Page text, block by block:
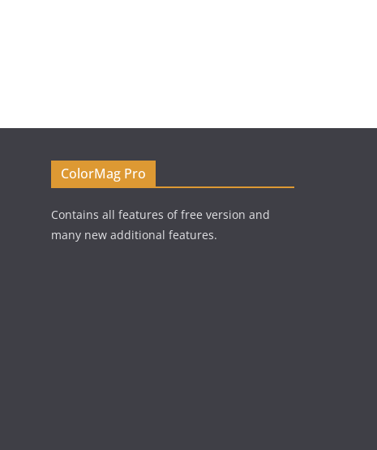
ColorMag Pro
Contains all features of free version and
many new additional features.